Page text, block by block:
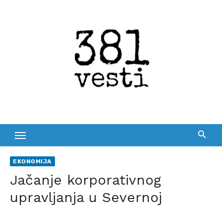
EKONOMIJA
Jačanje korporativnog
upravljanja u Severnoj